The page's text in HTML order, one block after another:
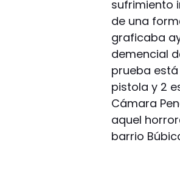
sufrimiento
de una
graficaba
demencial
prueba
pistola y 2
Cámara
aquel
barrio